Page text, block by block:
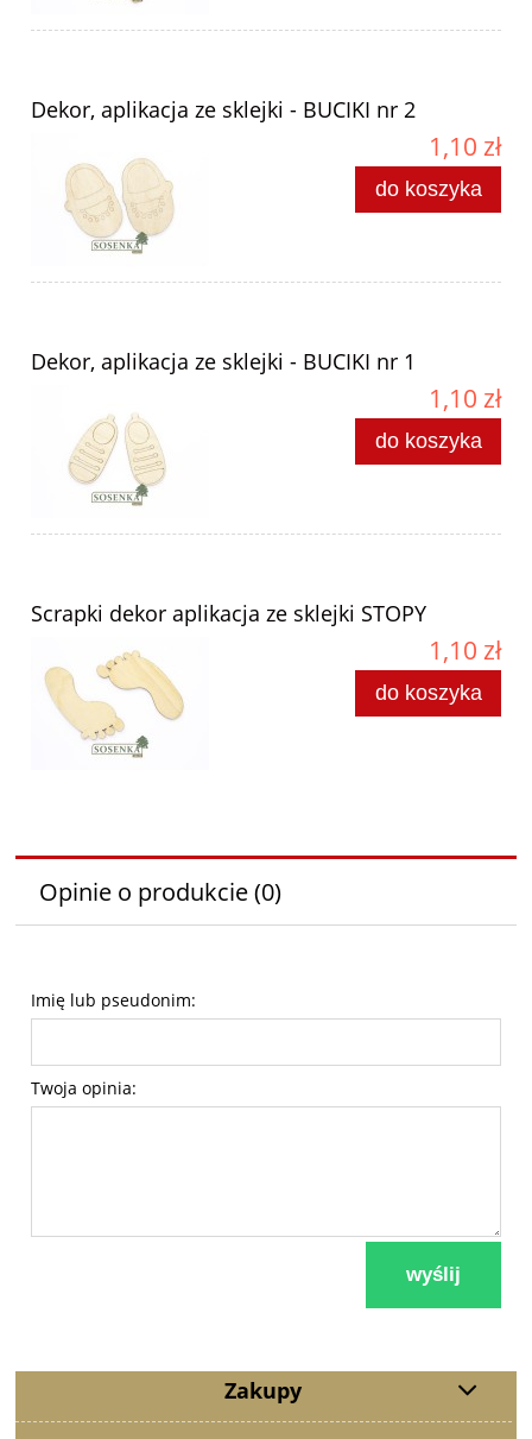
Dekor, aplikacja ze sklejki - BUCIKI nr 2
1,10 zł
do koszyka
Dekor, aplikacja ze sklejki - BUCIKI nr 1
1,10 zł
do koszyka
Scrapki dekor aplikacja ze sklejki STOPY
1,10 zł
do koszyka
Opinie o produkcie (0)
Imię lub pseudonim:
Twoja opinia:
wyślij
Zakupy